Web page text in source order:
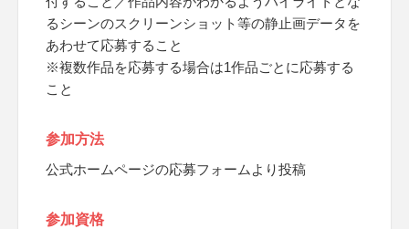
るシーンのスクリーンショット等の静止画データを
あわせて応募すること
※複数作品を応募する場合は1作品ごとに応募する
こと
参加方法
公式ホームページの応募フォームより投稿
参加資格